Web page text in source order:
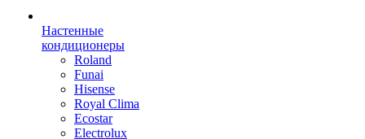
Настенные
кондиционеры
Roland
Funai
Hisense
Royal Clima
Ecostar
Electrolux